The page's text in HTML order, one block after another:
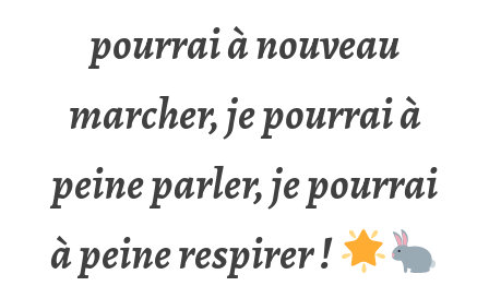
pourrai à nouveau
marcher, je pourrai à
peine parler, je pourrai
à peine respirer !